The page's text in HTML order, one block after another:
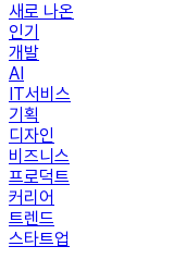
새로 나온
인기
개발
AI
IT서비스
기획
디자인
비즈니스
프로덕트
커리어
트렌드
스타트업